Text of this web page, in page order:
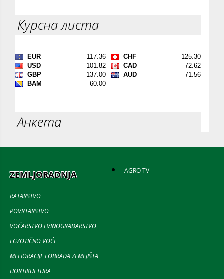
Курсна листа
Анкета
ZEMLJORADNJA
RATARSTVO
POVRTARSTVO
VOĆARSTVO I VINOGRADARSTVO
EGZOTIČNO VOĆE
MELIORACIJE I OBRADA ZEMLJIŠTA
HORTIKULTURA
AGRO TV